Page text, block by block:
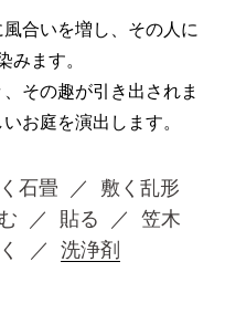
合いを増し、その人に
みます。
その趣が引き出されま
お庭を演出します。
石畳
敷く乱形
貼る
笠木
洗浄剤